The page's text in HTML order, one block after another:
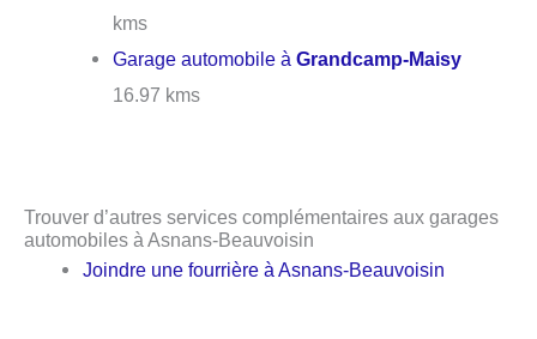
kms
Garage automobile àGrandcamp-Maisy
16.97 kms
Trouver d’autres services complémentaires aux garages
automobiles à Asnans-Beauvoisin
Joindre une fourrière à Asnans-Beauvoisin